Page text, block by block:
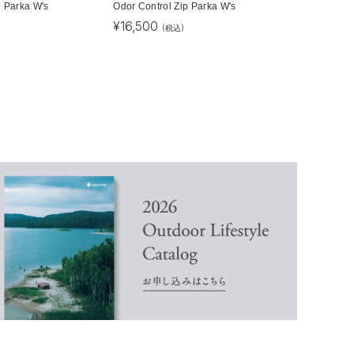
Parka W's Odor Control Zip Parka W's
¥16,500 (税込)